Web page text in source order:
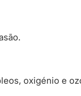
oxigénio e